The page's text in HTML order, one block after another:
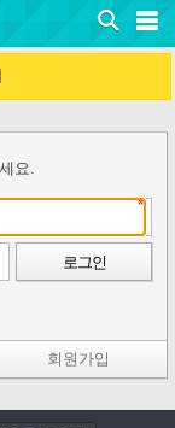
요.
로그인
회원가입